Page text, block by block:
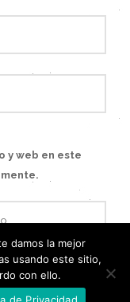
y web en este
damos la mejor
usando este sitio,
con ello.
de Privacidad